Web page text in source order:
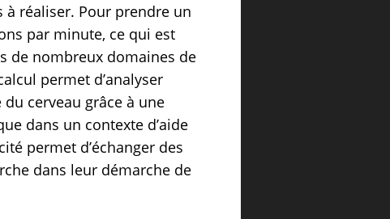
réaliser. Pour prendre un
par minute, ce qui est
de nombreux domaines de
permet d’analyser
cerveau grâce à une
dans un contexte d’aide
permet d’échanger des
dans leur démarche de